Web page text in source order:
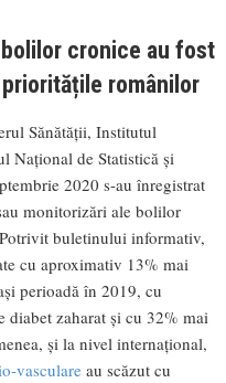
cronice au fost
românilor
Sănătății, Institutul
Național de Statistică și
2020 s-au înregistrat
monitorizări ale bolilor
buletinului informativ,
cu aproximativ 13% mai
perioadă în 2019, cu
zaharat și cu 32% mai
și la nivel internațional,
vasculareau scăzut cu